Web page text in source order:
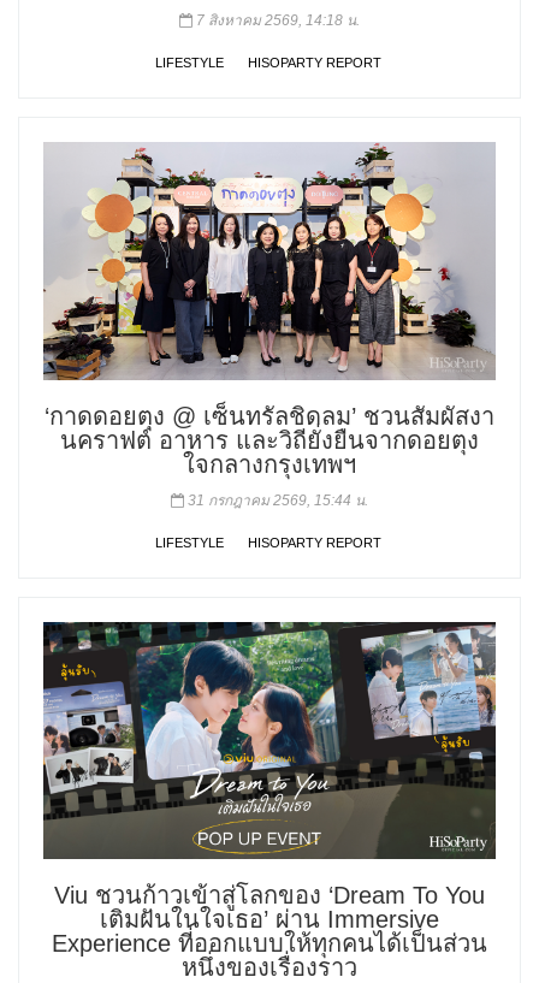
7 สิงหาคม 2569, 14:18 น.
LIFESTYLE HISOPARTY REPORT
‘กาดดอยตุง @ เซ็นทรัลชิดลม’ ชวนสัมผัสงา
นคราฟต์ อาหาร และวิถียั่งยืนจากดอยตุง
ใจกลางกรุงเทพฯ
31 กรกฎาคม 2569, 15:44 น.
LIFESTYLE HISOPARTY REPORT
Viu ชวนก้าวเข้าสู่โลกของ ‘Dream To You
เติมฝันในใจเธอ’ ผ่าน Immersive
Experience ที่ออกแบบให้ทุกคนได้เป็นส่วน
หนึ่งของเรื่องราว